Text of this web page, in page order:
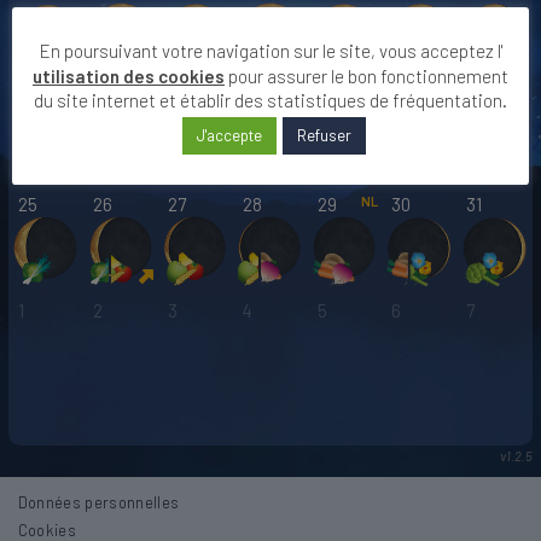
19 20 21 22 23 24
25 26 27 28 29 30 31
1 2 3 4 5 6 7
Données personnelles
Cookies
En poursuivant votre navigation sur le site, vous acceptez l'
utilisation des cookies pour assurer le bon fonctionnement
du site internet et établir des statistiques de fréquentation.
J'accepte Refuser